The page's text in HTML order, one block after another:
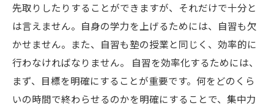
先取りしたりすることができますが、それだけで十分と
は言えません。自身の学力を上げるためには、自習も欠
かせません。また、自習も塾の授業と同じく、効率的に
行わなければなりません。 自習を効率化するためには、
まず、目標を明確にすることが重要です。何をどのくら
いの時間で終わらせるのかを明確にすることで、集中力